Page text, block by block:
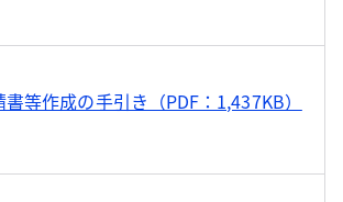
書等作成の手引き（PDF：1,437KB）